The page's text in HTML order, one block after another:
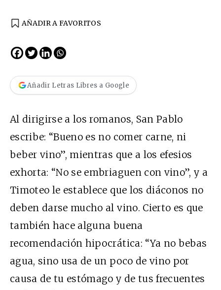
AÑADIR A FAVORITOS
Añadir Letras Libres a Google
Al dirigirse a los romanos, San Pablo
escribe: “Bueno es no comer carne, ni
beber vino”, mientras que a los efesios
exhorta: “No se embriaguen con vino”, y a
Timoteo le establece que los diáconos no
deben darse mucho al vino. Cierto es que
también hace alguna buena
recomendación hipocrática: “Ya no bebas
agua, sino usa de un poco de vino por
causa de tu estómago y de tus frecuentes